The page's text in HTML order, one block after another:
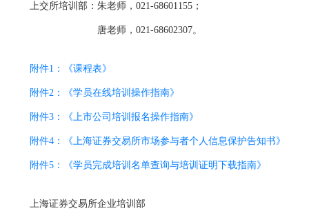
上交所培训部：朱老师，021-68601155；
唐老师，021-68602307。
附件1：《课程表》
附件2：《学员在线培训操作指南》
附件3：《上市公司培训报名操作指南》
附件4：《上海证券交易所市场参与者个人信息保护告知书》
附件5：《学员完成培训名单查询与培训证明下载指南》
上海证券交易所企业培训部